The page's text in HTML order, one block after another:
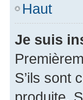
Haut
Je suis
S’ils sont